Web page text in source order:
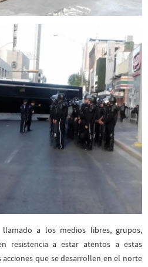
llamado a los medios libres, grupos,
resistencia a estar atentos a estas
que se desarrollen en el norte